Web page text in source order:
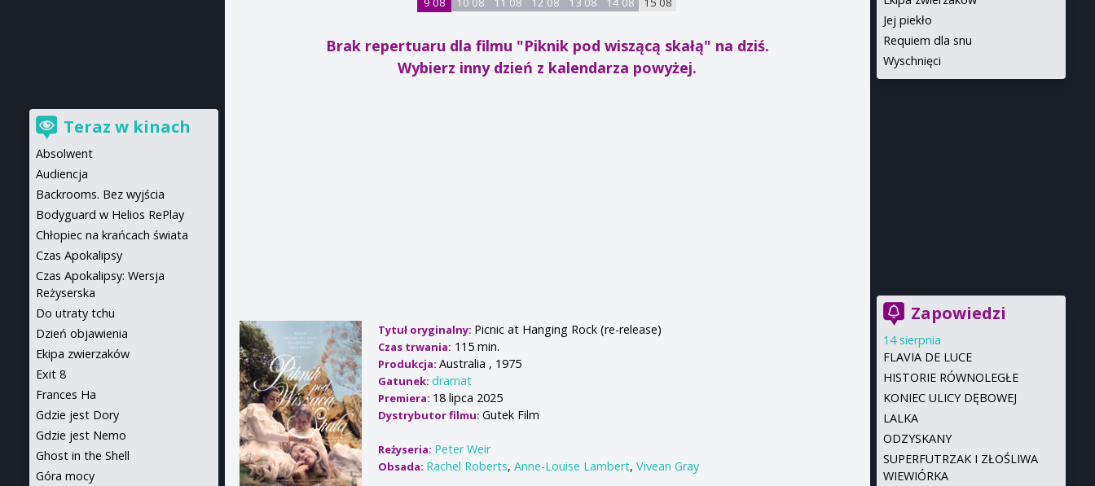
Brak repertuaru dla filmu "Piknik pod wiszącą skałą" na dziś.
Wybierz inny dzień z kalendarza powyżej.
Tytuł oryginalny: Picnic at Hanging Rock (re-release)
Czas trwania: 115 min.
Produkcja:Australia , 1975
Gatunek:dramat
Premiera: 18 lipca 2025
Dystrybutor filmu:Gutek Film
Reżyseria: Peter Weir
Obsada: Rachel Roberts,Anne-Louise Lambert,Vivean Gray
Jej piekło
Requiem dla snu
Wyschnięci
Zapowiedzi
14 sierpnia
FLAVIA DE LUCE
HISTORIE RÓWNOLEGŁE
KONIEC ULICY DĘBOWEJ
LALKA
ODZYSKANY
SUPERFUTRZAK I ZŁOŚLIWA
WIEWIÓRKA
Teraz w kinach
Absolwent
Audiencja
Backrooms. Bez wyjścia
Bodyguard w Helios RePlay
Chłopiec na krańcach świata
Czas Apokalipsy
Czas Apokalipsy: Wersja
Reżyserska
Do utraty tchu
Dzień objawienia
Ekipa zwierzaków
Exit 8
Frances Ha
Gdzie jest Dory
Gdzie jest Nemo
Ghost in the Shell
Góra mocy